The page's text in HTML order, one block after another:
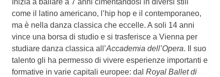
come il latino americano, l’hip hop e il contemporaneo,
ma è nella danza classica che eccelle. A soli 14 anni
vince una borsa di studio e si trasferisce a Vienna per
studiare danza classica all’Accademia dell’Opera. Il suo
talento gli ha permesso di vivere esperienze importanti e
formative in varie capitali europee: dal Royal Ballet di